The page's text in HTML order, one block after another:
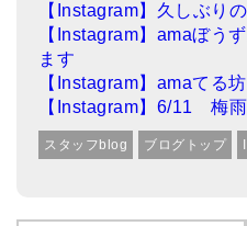
プレミアム・ティンシャ（L
ベーシック・ティンシャ（4
ティンシャケース
チベット・真マントラ香
【Instagram】久しぶり
【Instagram】amaぼう
ます
【Instagram】amaてる
【Instagram】6/11 梅
スタッフblog ブログトップ